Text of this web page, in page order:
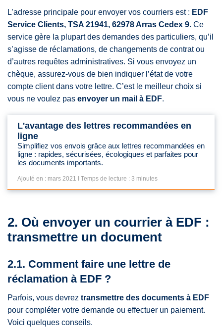
L’adresse principale pour envoyer vos courriers est : EDF
Service Clients, TSA 21941, 62978 Arras Cedex 9. Ce
service gère la plupart des demandes des particuliers, qu’il
s’agisse de réclamations, de changements de contrat ou
d’autres requêtes administratives. Si vous envoyez un
chèque, assurez-vous de bien indiquer l’état de votre
compte client dans votre lettre. C’est le meilleur choix si
vous ne voulez pas envoyer un mail à EDF.
L'avantage des lettres recommandées en
ligne
Simplifiez vos envois grâce aux lettres recommandées en
ligne : rapides, sécurisées, écologiques et parfaites pour
les documents importants.
Ajouté en : mars 2021 I Temps de lecture : 3 minutes
2. Où envoyer un courrier à EDF :
transmettre un document
2.1. Comment faire une lettre de
réclamation à EDF ?
Parfois, vous devrez transmettre des documents à EDF
pour compléter votre demande ou effectuer un paiement.
Voici quelques conseils.